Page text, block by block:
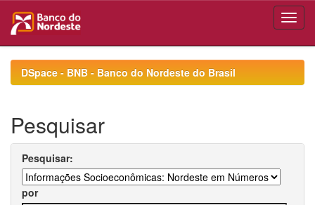
navigationDSpace - BNB - Banco do Nordeste do Brasil
Pesquisar
Pesquisar:
por